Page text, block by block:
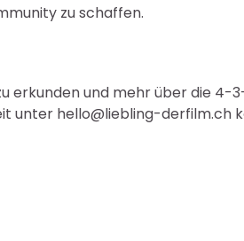
zu schaffen.
erkunden und mehr über die
unter hello@liebling-derfilm.ch